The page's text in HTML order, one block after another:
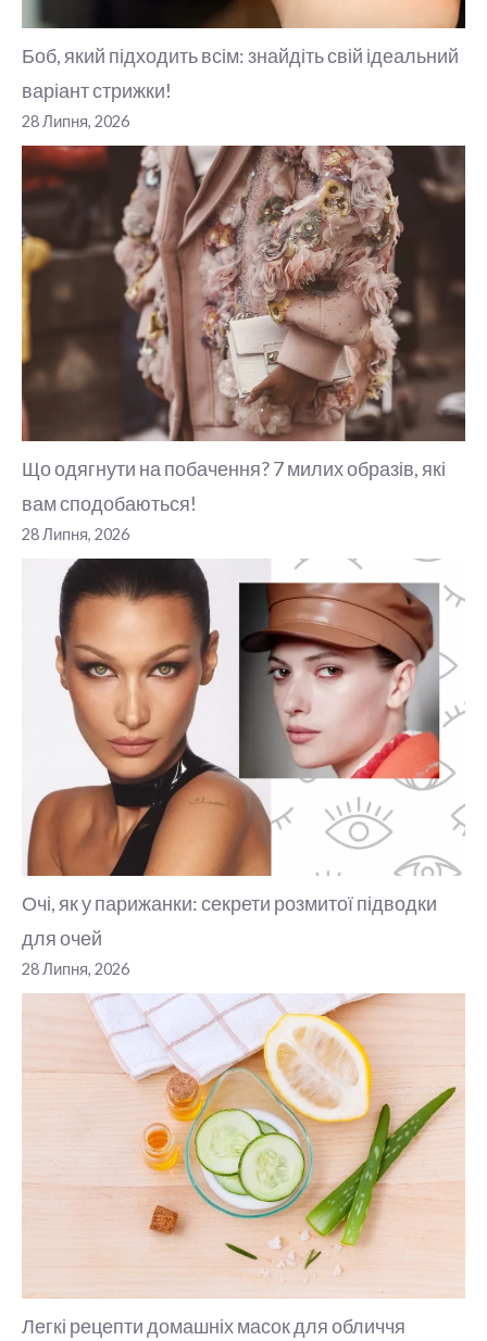
Боб, який підходить всім: знайдіть свій ідеальний
варіант стрижки!
28 Липня, 2026
Що одягнути на побачення? 7 милих образів, які
вам сподобаються!
28 Липня, 2026
Очі, як у парижанки: секрети розмитої підводки
для очей
28 Липня, 2026
Легкі рецепти домашніх масок для обличчя